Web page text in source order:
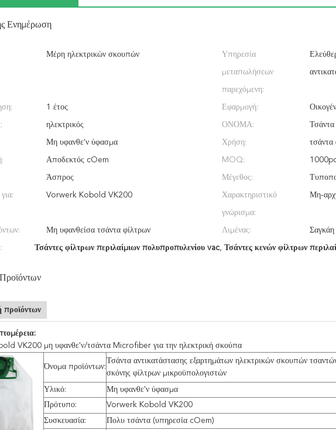
Ενημέρωση
Μέρη ηλεκτρικών σκουπών Υπηρεσία
μεταπωλήσεων
παρεχόμενη:
1 έτος Εφαρμογή:
ηλεκτρικός ΟΝΟΜΑ: Τσάντα
Μη υφανθε'ν ύφασμα Χρήση: τσάντα
Αποδεκτός cOem MOQ:
Άσπρος Μέγεθος:
Vorwerk Kobold VK200 Χαρακτηριστικό
γνώρισμα:
Μη-
Μη υφανθείσα τσάντα φίλτρων Λιμένας:
Τσάντες φίλτρων περιλαίμιων πολυπροπυλενίου vac, Τσάντες κενών φίλτρων
προϊόντων
VK200 μη υφανθε'ν/τσάντα Microfiber για την ηλεκτρική σκούπα
Όνομα προϊόντων:
Τσάντα αντικατάστασης εξαρτημάτων ηλεκτρικών σκουπών
σκόνης φίλτρων μικροϋπολογιστών
Υλικό:
Μη υφανθε'ν ύφασμα
Πρότυπο:
Vorwerk Kobold VK200
Συσκευασία:
Πολυ τσάντα (υπηρεσία cOem)